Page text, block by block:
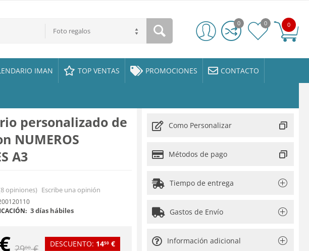
Foto regalos
0
0 0
IMAN TOP VENTAS PROMOCIONES CONTACTO
personalizado de
NUMEROS
A3
opiniones) Escribe una opinión
3 días hábiles
€ 2900 € DESCUENTO: 1450 €
Como Personalizar
Métodos de pago
Tiempo de entrega
Gastos de Envío
Información adicional